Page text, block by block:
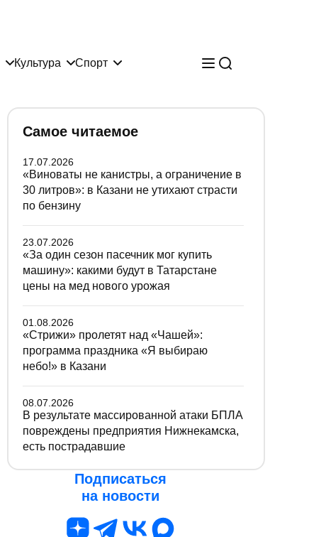
Культура Спорт
Самое читаемое
17.07.2026
«Виноваты не канистры, а ограничение в
30 литров»: в Казани не утихают страсти
по бензину
23.07.2026
«За один сезон пасечник мог купить
машину»: какими будут в Татарстане
цены на мед нового урожая
01.08.2026
«Стрижи» пролетят над «Чашей»:
программа праздника «Я выбираю
небо!» в Казани
08.07.2026
В результате массированной атаки БПЛА
повреждены предприятия Нижнекамска,
есть пострадавшие
Подписаться
на новости